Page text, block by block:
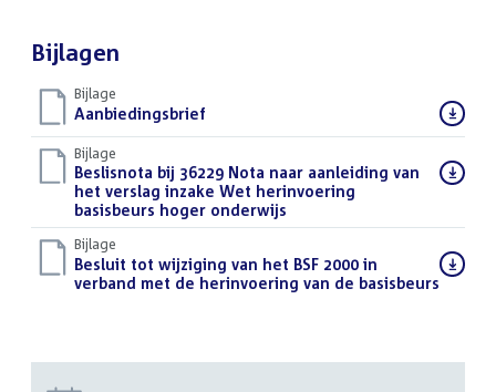
Bijlagen
Bijlage
Download
bestand:
Aanbiedingsbrief
Bijlage
Download
bestand:
Beslisnota bij 36229 Nota naar aanleiding van
het verslag inzake Wet herinvoering
basisbeurs hoger onderwijs
Bijlage
Download
bestand:
Besluit tot wijziging van het BSF 2000 in
verband met de herinvoering van de basisbeurs (PDF)